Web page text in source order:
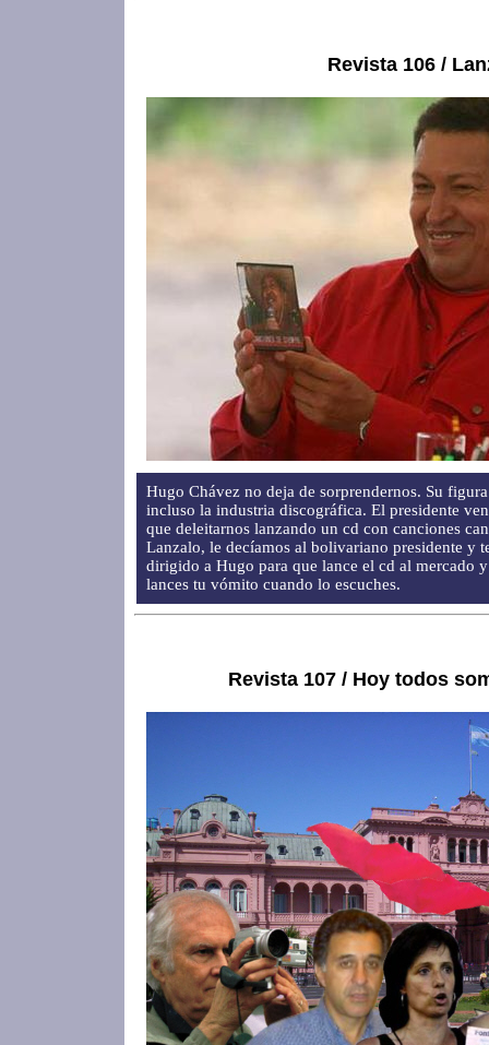
Revista 106 /
Hugo Chávez no deja de sorprendernos. Su
incluso la industria discográfica. El presidente
que deleitarnos lanzando un cd con canciones
Lanzalo, le decíamos al bolivariano presidente y
dirigido a Hugo para que lance el cd al mercado
lances tu vómito cuando lo escuches.
Revista 107 / Hoy todos